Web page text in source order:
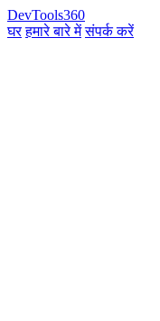
DevTools360
घर हमारे बारे में संपर्क करें